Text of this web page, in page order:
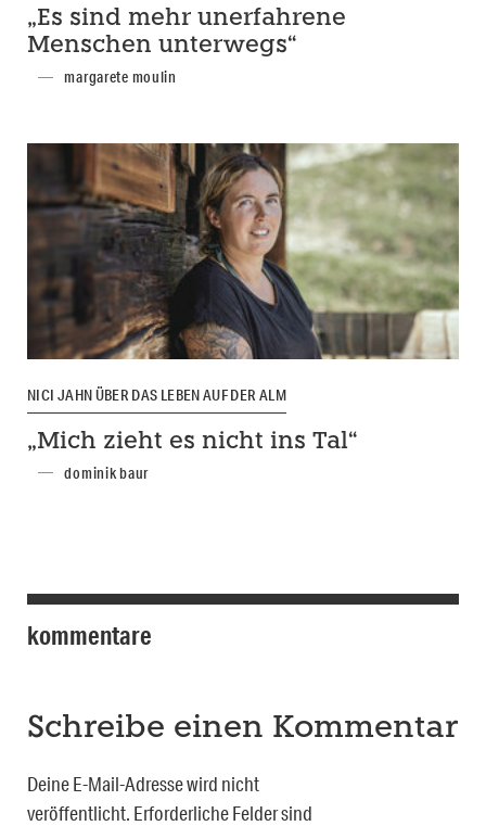
„Es sind mehr unerfahrene
Menschen unterwegs“
margarete moulin
NICI JAHN ÜBER DAS LEBEN AUF DER ALM
„Mich zieht es nicht ins Tal“
dominik baur
kommentare
Schreibe einen Kommentar
Deine E-Mail-Adresse wird nicht
veröffentlicht. Erforderliche Felder sind